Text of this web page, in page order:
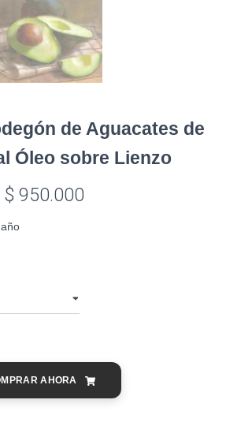
de Aguacates de
Óleo sobre Lienzo
$ 950.000
$ 950.000
AHORA